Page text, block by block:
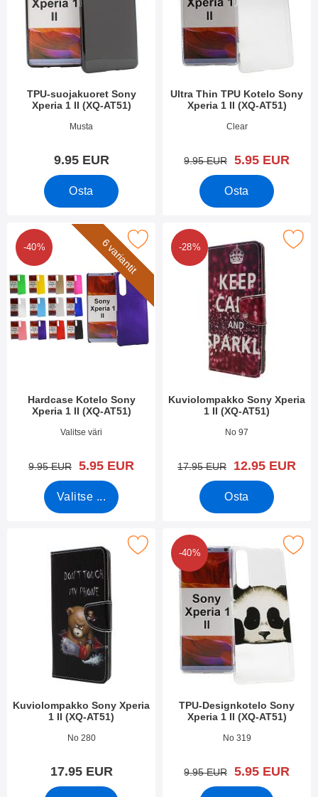
TPU-suojakuoret Sony
Xperia 1 II (XQ-AT51)
Tuote.nro 36282
Musta
9.95 EUR
Osta
Ultra Thin TPU Kotelo Sony
Xperia 1 II (XQ-AT51)
Tuote.nro 36288
Clear
vanha hinta
9.95 EUR uusi hinta
5.95 EUR
Osta
6 variantit
-40%
Hardcase Kotelo Sony
Xperia 1 II (XQ-AT51)
Tuote.nro 36284
Valitse väri
vanha hinta
9.95 EUR uusi hinta
5.95 EUR
Valitse ...
hardcase Kotelo Sony Xperia 1 II (XQ-AT51) suosikiksi
-28%
Kuviolompakko Sony Xperia
1 II (XQ-AT51)
Tuote.nro 36677
No 97
vanha hinta
17.95 EUR uusi hinta
12.95 EUR
Osta
Merkitse kuviolompakko Sony
Kuviolompakko Sony Xperia
1 II (XQ-AT51)
Tuote.nro 36645
No 280
17.95 EUR
kuviolompakko Sony Xperia 1 II (XQ-AT51) suosikiksi
-40%
TPU-Designkotelo Sony
Xperia 1 II (XQ-AT51)
Tuote.nro 36707
No 319
vanha hinta
9.95 EUR uusi hinta
5.95 EUR
Merkitse tPU-Designkotelo Sony